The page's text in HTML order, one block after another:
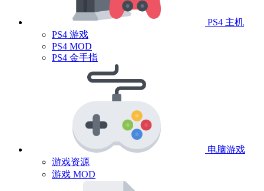
PS4 主机
PS4 游戏
PS4 MOD
PS4 金手指
电脑游戏
游戏资源
游戏 MOD